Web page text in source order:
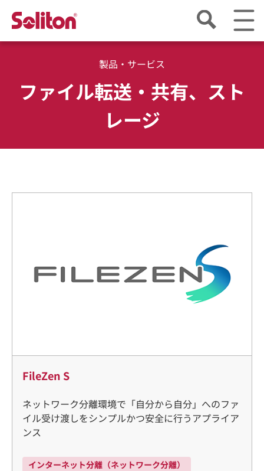
製品・サービス
ファイル転送・共有、スト
レージ
FileZen S
ネットワーク分離環境で「自分から自分」へのファ
イル受け渡しをシンプルかつ安全に行うアプライア
ンス
インターネット分離（ネットワーク分離）